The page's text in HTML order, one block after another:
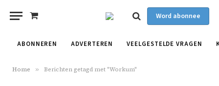
Shopping
Word abonnee
ABONNEREN ADVERTEREN VEELGESTELDE VRAGEN
Home » Berichten getagd met "Workum"